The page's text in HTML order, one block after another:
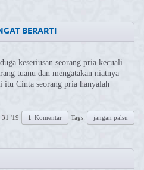
BERARTI
keseriusan seorang pria kecuali
tuanu dan mengatakan niatnya
itu Cinta seorang pria hanyalah
31 '19 1 Komentar Tags: jangan palsu